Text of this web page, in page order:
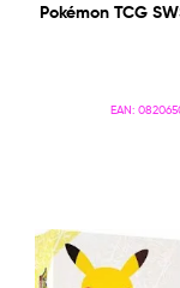
Pokémon TCG
EAN: